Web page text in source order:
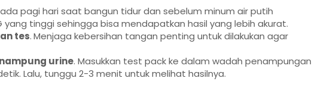
pagi hari saat bangun tidur dan sebelum minum air putih
tinggi sehingga bisa mendapatkan hasil yang lebih akurat.
tes.Menjaga kebersihan tangan penting untuk dilakukan agar
urine. Masukkan test pack ke dalam wadah penampungan
Lalu, tunggu 2-3 menit untuk melihat hasilnya.